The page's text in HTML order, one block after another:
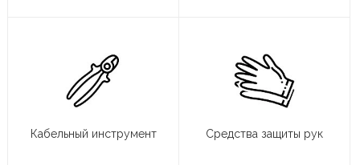
Кабельный инструмент Средства защиты рук